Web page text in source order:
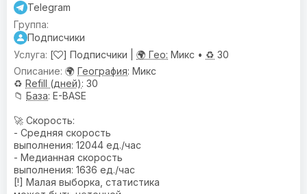
Telegram
Подписчики
[
] Подписчики | 🌍 Гео: Микс • ♻️ 30
🌍 География: Микс
♻️ Refill (дней): 30
📁 База: E-BASE
🚀 Скорость:
- Средняя скорость
выполнения: 12044 ед./час
- Медианная скорость
выполнения: 1636 ед./час
[!] Малая выборка, статистика